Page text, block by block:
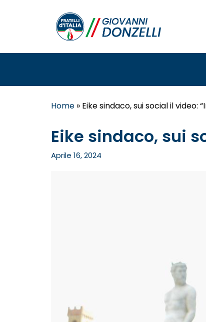
Home » Eike sindaco, sui social il video:
Eike sindaco, sui
Aprile 16, 2024